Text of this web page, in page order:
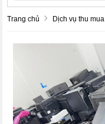
Trang chủ Dịch vụ thu mua